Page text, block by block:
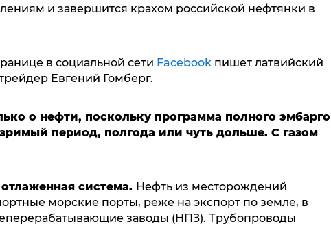
и завершится крахом российской нефтянки в
в социальной сети Facebookпишет латвийский
Евгений Гомберг.
о нефти, поскольку программа полного эмбарго
период, полгода или чуть дольше. С газом
система. Нефть из месторождений
морские порты, реже на экспорт по земле, в
заводы (НПЗ). Трубопроводы